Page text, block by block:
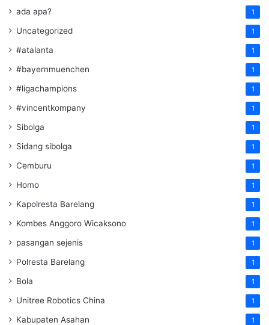
ada apa? 1
Uncategorized 1
#atalanta 1
#bayernmuenchen 1
#ligachampions 1
#vincentkompany 1
Sibolga 1
Sidang sibolga 1
Cemburu 1
Homo 1
Kapolresta Barelang 1
Kombes Anggoro Wicaksono 1
pasangan sejenis 1
Polresta Barelang 1
Bola 1
Unitree Robotics China 1
Kabupaten Asahan 1